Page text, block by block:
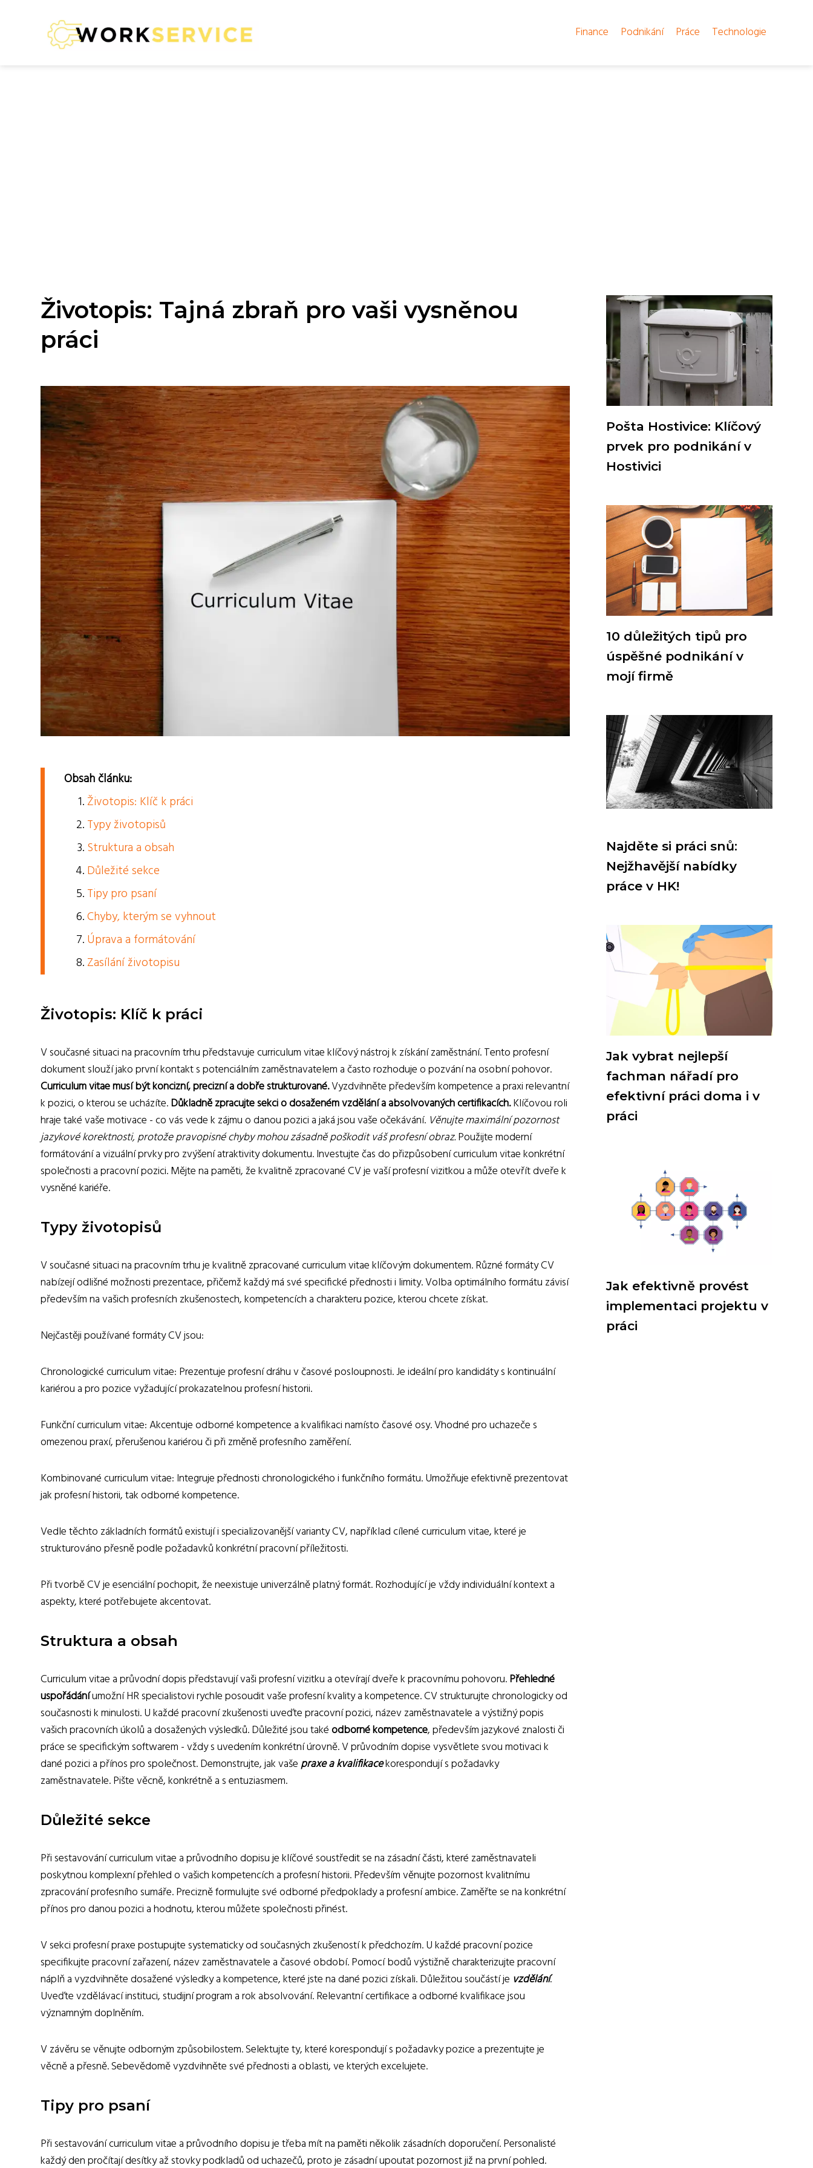
Finance Podnikání Práce Technologie
Životopis: Tajná zbraň pro vaši vysněnou
práci
Obsah článku:
Životopis: Klíč k práci
Typy životopisů
Struktura a obsah
Důležité sekce
Tipy pro psaní
Chyby, kterým se vyhnout
Úprava a formátování
Zasílání životopisu
Životopis: Klíč k práci
V současné situaci na pracovním trhu představuje curriculum vitae klíčový nástroj k získání zaměstnání. Tento profesní
dokument slouží jako první kontakt s potenciálním zaměstnavatelem a často rozhoduje o pozvání na osobní pohovor.
Curriculum vitae musí být koncizní, precizní a dobře strukturované.Vyzdvihněte především kompetence a praxi relevantní
k pozici, o kterou se ucházíte.Důkladně zpracujte sekci o dosaženém vzdělání a absolvovaných certifikacích.Klíčovou roli
hraje také vaše motivace - co vás vede k zájmu o danou pozici a jaká jsou vaše očekávání. Věnujte maximální pozornost
jazykové korektnosti, protože pravopisné chyby mohou zásadně poškodit váš profesní obraz.Použijte moderní
formátování a vizuální prvky pro zvýšení atraktivity dokumentu. Investujte čas do přizpůsobení curriculum vitae konkrétní
společnosti a pracovní pozici. Mějte na paměti, že kvalitně zpracované CV je vaší profesní vizitkou a může otevřít dveře k
vysněné kariéře.
Typy životopisů
V současné situaci na pracovním trhu je kvalitně zpracované curriculum vitae klíčovým dokumentem. Různé formáty CV
nabízejí odlišné možnosti prezentace, přičemž každý má své specifické přednosti i limity. Volba optimálního formátu závisí
především na vašich profesních zkušenostech, kompetencích a charakteru pozice, kterou chcete získat.
Nejčastěji používané formáty CV jsou:
Chronologické curriculum vitae: Prezentuje profesní dráhu v časové posloupnosti. Je ideální pro kandidáty s kontinuální
kariérou a pro pozice vyžadující prokazatelnou profesní historii.
Funkční curriculum vitae: Akcentuje odborné kompetence a kvalifikaci namísto časové osy. Vhodné pro uchazeče s
omezenou praxí, přerušenou kariérou či při změně profesního zaměření.
Kombinované curriculum vitae: Integruje přednosti chronologického i funkčního formátu. Umožňuje efektivně prezentovat
jak profesní historii, tak odborné kompetence.
Vedle těchto základních formátů existují i specializovanější varianty CV, například cílené curriculum vitae, které je
strukturováno přesně podle požadavků konkrétní pracovní příležitosti.
Při tvorbě CV je esenciální pochopit, že neexistuje univerzálně platný formát. Rozhodující je vždy individuální kontext a
aspekty, které potřebujete akcentovat.
Struktura a obsah
Curriculum vitae a průvodní dopis představují vaši profesní vizitku a otevírají dveře k pracovnímu pohovoru.Přehledné
uspořádáníumožní HR specialistovi rychle posoudit vaše profesní kvality a kompetence. CV strukturujte chronologicky od
současnosti k minulosti. U každé pracovní zkušenosti uveďte pracovní pozici, název zaměstnavatele a výstižný popis
vašich pracovních úkolů a dosažených výsledků. Důležité jsou takéodborné kompetence, především jazykové znalosti či
práce se specifickým softwarem - vždy s uvedením konkrétní úrovně. V průvodním dopise vysvětlete svou motivaci k
dané pozici a přínos pro společnost. Demonstrujte, jak vašepraxe a kvalifikacekorespondují s požadavky
zaměstnavatele. Pište věcně, konkrétně a s entuziasmem.
Důležité sekce
Při sestavování curriculum vitae a průvodního dopisu je klíčové soustředit se na zásadní části, které zaměstnavateli
poskytnou komplexní přehled o vašich kompetencích a profesní historii. Především věnujte pozornost kvalitnímu
zpracování profesního sumáře. Precizně formulujte své odborné předpoklady a profesní ambice. Zaměřte se na konkrétní
přínos pro danou pozici a hodnotu, kterou můžete společnosti přinést.
V sekci profesní praxe postupujte systematicky od současných zkušeností k předchozím. U každé pracovní pozice
specifikujte pracovní zařazení, název zaměstnavatele a časové období. Pomocí bodů výstižně charakterizujte pracovní
náplň a vyzdvihněte dosažené výsledky a kompetence, které jste na dané pozici získali. Důležitou součástí je vzdělání.
Uveďte vzdělávací instituci, studijní program a rok absolvování. Relevantní certifikace a odborné kvalifikace jsou
významným doplněním.
V závěru se věnujte odborným způsobilostem. Selektujte ty, které korespondují s požadavky pozice a prezentujte je
věcně a přesně. Sebevědomě vyzdvihněte své přednosti a oblasti, ve kterých excelujete.
Tipy pro psaní
Při sestavování curriculum vitae a průvodního dopisu je třeba mít na paměti několik zásadních doporučení. Personalisté
každý den pročítají desítky až stovky podkladů od uchazečů, proto je zásadní upoutat pozornost již na první pohled.
Pošta Hostivice: Klíčový
prvek pro podnikání v
Hostivici
10 důležitých tipů pro
úspěšné podnikání v
mojí firmě
Najděte si práci snů:
Nejžhavější nabídky
práce v HK!
Jak vybrat nejlepší
fachman nářadí pro
efektivní práci doma i v
práci
Jak efektivně provést
implementaci projektu v
práci